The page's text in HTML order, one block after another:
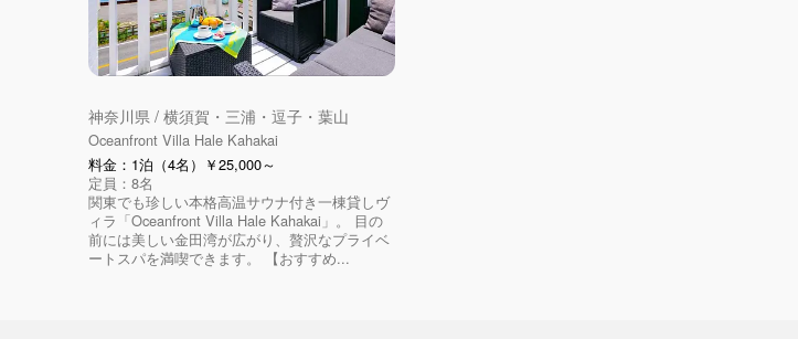
神奈川県 / 横須賀・三浦・逗子・葉山
Oceanfront Villa Hale Kahakai
料金：1泊（4名）￥25,000～
定員：8名
関東でも珍しい本格高温サウナ付き一棟貸しヴ
ィラ「Oceanfront Villa Hale Kahakai」。 目の
前には美しい金田湾が広がり、贅沢なプライベ
ートスパを満喫できます。 【おすすめ...